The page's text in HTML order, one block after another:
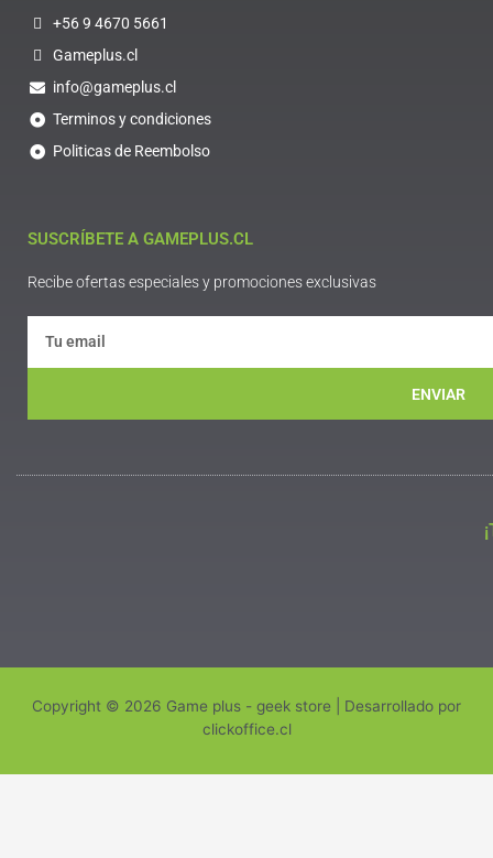
+56 9 4670 5661
Gameplus.cl
info@gameplus.cl
Terminos y condiciones
Politicas de Reembolso
SUSCRÍBETE A GAMEPLUS.CL
Recibe ofertas especiales y promociones exclusivas
ENVIAR
Copyright © 2026 Game plus - geek store | Desarrollado por
clickoffice.cl